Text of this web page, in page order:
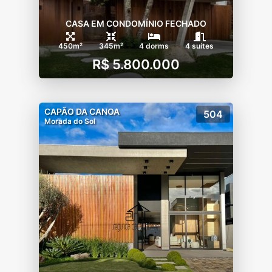
CASA EM CONDOMÍNIO FECHADO
450m² 345m² 4 dorms 4 suítes
R$ 5.800.000
CAPÃO DA CANOA
Morada do Sol
504